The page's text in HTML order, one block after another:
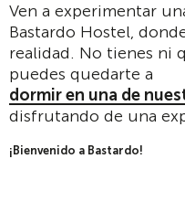
Ven a experimentar
Bastardo Hostel,
realidad. No tienes ni
puedes quedarte a
dormir en una de
disfrutando de una
¡Bienvenido a Bastardo!